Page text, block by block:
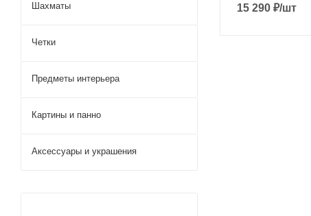
15 290 ₽/шт
Шахматы
Четки
Предметы интерьера
Картины и панно
Аксессуары и украшения